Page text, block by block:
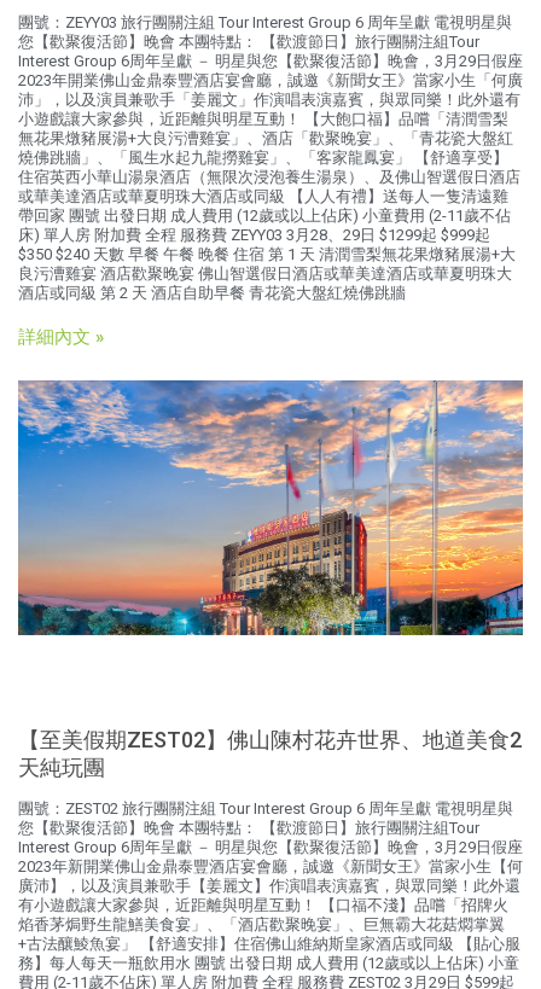
團號：ZEYY03 旅行團關注組 Tour Interest Group 6 周年呈獻 電視明星與
您【歡聚復活節】晚會 本團特點： 【歡渡節日】旅行團關注組Tour
Interest Group 6周年呈獻 － 明星與您【歡聚復活節】晚會，3月29日假座
2023年開業佛山金鼎泰豐酒店宴會廳，誠邀《新聞女王》當家小生「何廣
沛」，以及演員兼歌手「姜麗文」作演唱表演嘉賓，與眾同樂！此外還有
小遊戲讓大家參與，近距離與明星互動！ 【大飽口福】品嚐「清潤雪梨
無花果燉豬展湯+大良污漕雞宴」、酒店「歡聚晚宴」、「青花瓷大盤紅
燒佛跳牆」、「風生水起九龍撈雞宴」、「客家龍鳳宴」 【舒適享受】
住宿英西小華山湯泉酒店（無限次浸泡養生湯泉）、及佛山智選假日酒店
或華美達酒店或華夏明珠大酒店或同級 【人人有禮】送每人一隻清遠雞
帶回家 團號 出發日期 成人費用 (12歲或以上佔床) 小童費用 (2-11歲不佔
床) 單人房 附加費 全程 服務費 ZEYY03 3月28、29日 $1299起 $999起
$350 $240 天數 早餐 午餐 晚餐 住宿 第 1 天 清潤雪梨無花果燉豬展湯+大
良污漕雞宴 酒店歡聚晚宴 佛山智選假日酒店或華美達酒店或華夏明珠大
酒店或同級 第 2 天 酒店自助早餐 青花瓷大盤紅燒佛跳牆
詳細內文 »
【至美假期ZEST02】佛山陳村花卉世界、地道美食2
天純玩團
團號：ZEST02 旅行團關注組 Tour Interest Group 6 周年呈獻 電視明星與
您【歡聚復活節】晚會 本團特點： 【歡渡節日】旅行團關注組Tour
Interest Group 6周年呈獻 － 明星與您【歡聚復活節】晚會，3月29日假座
2023年新開業佛山金鼎泰豐酒店宴會廳，誠邀《新聞女王》當家小生【何
廣沛】，以及演員兼歌手【姜麗文】作演唱表演嘉賓，與眾同樂！此外還
有小遊戲讓大家參與，近距離與明星互動！ 【口福不淺】品嚐「招牌火
焰香茅焗野生龍鱔美食宴」、「酒店歡聚晚宴」、巨無霸大花菇燜掌翼
+古法釀鯪魚宴」 【舒適安排】住宿佛山維納斯皇家酒店或同級 【貼心服
務】每人每天一瓶飲用水 團號 出發日期 成人費用 (12歲或以上佔床) 小童
費用 (2-11歲不佔床) 單人房 附加費 全程 服務費 ZEST02 3月29日 $599起